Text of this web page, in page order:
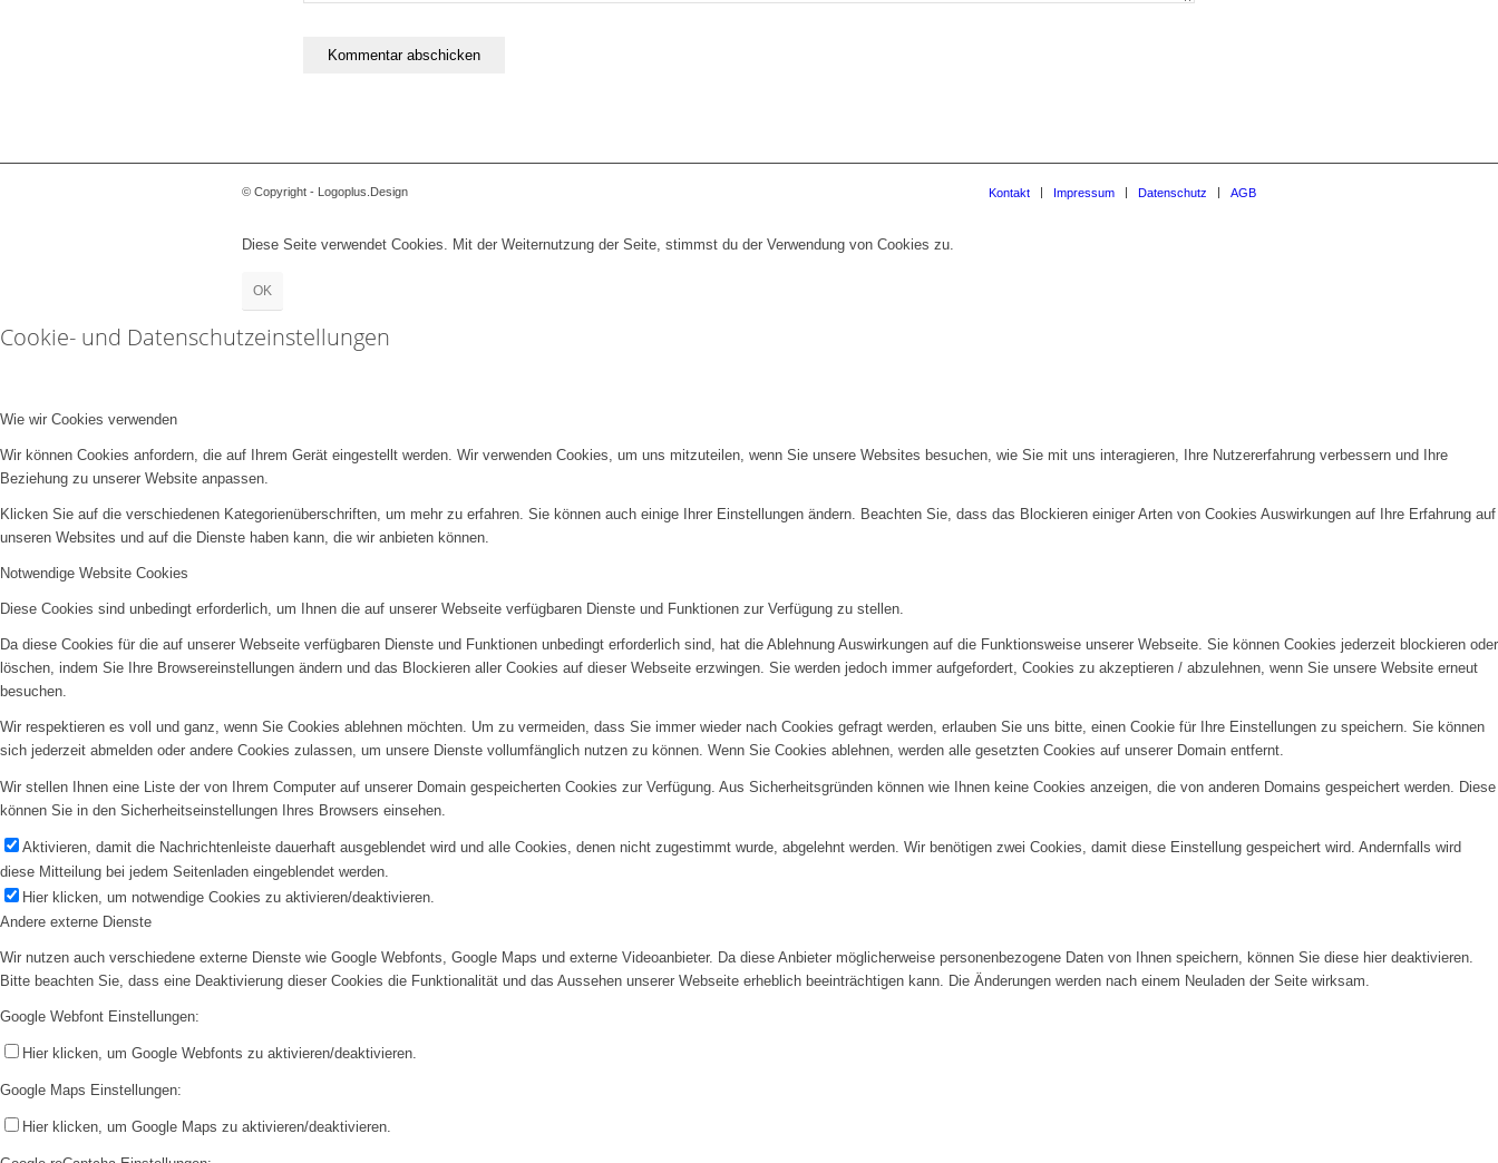
© Copyright - Logoplus.Design Kontakt Impressum Datenschutz AGB
Diese Seite verwendet Cookies. Mit der Weiternutzung der Seite, stimmst du der Verwendung von Cookies zu.
OK
Cookie- und Datenschutzeinstellungen
Wie wir Cookies verwenden
Wir können Cookies anfordern, die auf Ihrem Gerät eingestellt werden. Wir verwenden Cookies, um uns mitzuteilen, wenn Sie unsere Websites besuchen, wie Sie mit uns interagieren, Ihre Nutzererfahrung verbessern und Ihre
Beziehung zu unserer Website anpassen.
Klicken Sie auf die verschiedenen Kategorienüberschriften, um mehr zu erfahren. Sie können auch einige Ihrer Einstellungen ändern. Beachten Sie, dass das Blockieren einiger Arten von Cookies Auswirkungen auf Ihre Erfahrung auf
unseren Websites und auf die Dienste haben kann, die wir anbieten können.
Notwendige Website Cookies
Diese Cookies sind unbedingt erforderlich, um Ihnen die auf unserer Webseite verfügbaren Dienste und Funktionen zur Verfügung zu stellen.
Da diese Cookies für die auf unserer Webseite verfügbaren Dienste und Funktionen unbedingt erforderlich sind, hat die Ablehnung Auswirkungen auf die Funktionsweise unserer Webseite. Sie können Cookies jederzeit blockieren oder
löschen, indem Sie Ihre Browsereinstellungen ändern und das Blockieren aller Cookies auf dieser Webseite erzwingen. Sie werden jedoch immer aufgefordert, Cookies zu akzeptieren / abzulehnen, wenn Sie unsere Website erneut
besuchen.
Wir respektieren es voll und ganz, wenn Sie Cookies ablehnen möchten. Um zu vermeiden, dass Sie immer wieder nach Cookies gefragt werden, erlauben Sie uns bitte, einen Cookie für Ihre Einstellungen zu speichern. Sie können
sich jederzeit abmelden oder andere Cookies zulassen, um unsere Dienste vollumfänglich nutzen zu können. Wenn Sie Cookies ablehnen, werden alle gesetzten Cookies auf unserer Domain entfernt.
Wir stellen Ihnen eine Liste der von Ihrem Computer auf unserer Domain gespeicherten Cookies zur Verfügung. Aus Sicherheitsgründen können wie Ihnen keine Cookies anzeigen, die von anderen Domains gespeichert werden. Diese
können Sie in den Sicherheitseinstellungen Ihres Browsers einsehen.
Aktivieren, damit die Nachrichtenleiste dauerhaft ausgeblendet wird und alle Cookies, denen nicht zugestimmt wurde, abgelehnt werden. Wir benötigen zwei Cookies, damit diese Einstellung gespeichert wird. Andernfalls wird
diese Mitteilung bei jedem Seitenladen eingeblendet werden.
Hier klicken, um notwendige Cookies zu aktivieren/deaktivieren.
Andere externe Dienste
Wir nutzen auch verschiedene externe Dienste wie Google Webfonts, Google Maps und externe Videoanbieter. Da diese Anbieter möglicherweise personenbezogene Daten von Ihnen speichern, können Sie diese hier deaktivieren.
Bitte beachten Sie, dass eine Deaktivierung dieser Cookies die Funktionalität und das Aussehen unserer Webseite erheblich beeinträchtigen kann. Die Änderungen werden nach einem Neuladen der Seite wirksam.
Google Webfont Einstellungen:
Hier klicken, um Google Webfonts zu aktivieren/deaktivieren.
Google Maps Einstellungen:
Hier klicken, um Google Maps zu aktivieren/deaktivieren.